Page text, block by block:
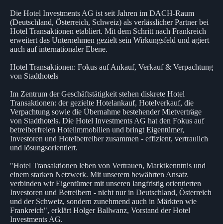
Die Hotel Investments AG ist seit Jahren im DACH-Raum
(Deutschland, Österreich, Schweiz) als verlässlicher Partner bei
Hotel Transaktionen etabliert. Mit dem Schritt nach Frankreich
erweitert das Unternehmen gezielt sein Wirkungsfeld und agiert
auch auf internationaler Ebene.
Hotel Transaktionen: Fokus auf Ankauf, Verkauf & Verpachtung
von Stadthotels
Im Zentrum der Geschäftstätigkeit stehen diskrete Hotel
Transaktionen: der gezielte Hotelankauf, Hotelverkauf, die
Verpachtung sowie die Übernahme bestehender Mietverträge
von Stadthotels. Die Hotel Investments AG hat den Fokus auf
betreiberfreien Hotelimmobilien und bringt Eigentümer,
Investoren und Hotelbetreiber zusammen - effizient, vertraulich
und lösungsorientiert.
"Hotel Transaktionen leben von Vertrauen, Marktkenntnis und
einem starken Netzwerk. Mit unserem bewährten Ansatz
verbinden wir Eigentümer mit unseren langfristig orientierten
Investoren und Betreibern - nicht nur in Deutschland, Österreich
und der Schweiz, sondern zunehmend auch in Märkten wie
Frankreich", erklärt Holger Ballwanz, Vorstand der Hotel
Investments AG.